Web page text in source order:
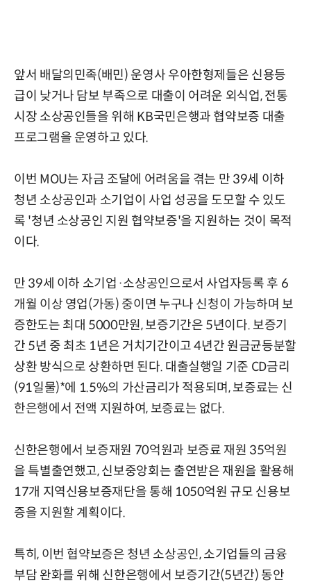
앞서 배달의민족(배민) 운영사 우아한형제들은 신용등
급이 낮거나 담보 부족으로 대출이 어려운 외식업, 전통
시장 소상공인들을 위해 KB국민은행과 협약보증 대출
프로그램을 운영하고 있다.
이번 MOU는 자금 조달에 어려움을 겪는 만 39세 이하
청년 소상공인과 소기업이 사업 성공을 도모할 수 있도
록 '청년 소상공인 지원 협약보증'을 지원하는 것이 목적
이다.
만 39세 이하 소기업·소상공인으로서 사업자등록 후 6
개월 이상 영업(가동) 중이면 누구나 신청이 가능하며 보
증한도는 최대 5000만원, 보증기간은 5년이다. 보증기
간 5년 중 최초 1년은 거치기간이고 4년간 원금균등분할
상환 방식으로 상환하면 된다. 대출실행일 기준 CD금리
(91일물)*에 1.5%의 가산금리가 적용되며, 보증료는 신
한은행에서 전액 지원하여, 보증료는 없다.
신한은행에서 보증재원 70억원과 보증료 재원 35억원
을 특별출연했고, 신보중앙회는 출연받은 재원을 활용해
17개 지역신용보증재단을 통해 1050억원 규모 신용보
증을 지원할 계획이다.
특히, 이번 협약보증은 청년 소상공인, 소기업들의 금융
부담 완화를 위해 신한은행에서 보증기간(5년간) 동안